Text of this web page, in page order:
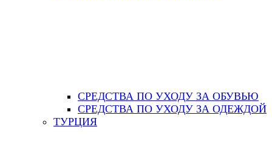
СРЕДСТВА ПО УХОДУ ЗА ОБУВЬЮ
СРЕДСТВА ПО УХОДУ ЗА ОДЕЖДОЙ
ТУРЦИЯ